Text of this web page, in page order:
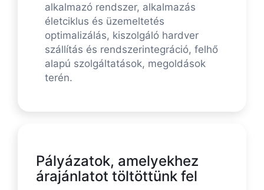
alkalmazó rendszer, alkalmazás
életciklus és üzemeltetés
optimalizálás, kiszolgáló hardver
szállítás és rendszerintegráció, felhő
alapú szolgáltatások, megoldások
terén.
Pályázatok, amelyekhez
árajánlatot töltöttünk fel